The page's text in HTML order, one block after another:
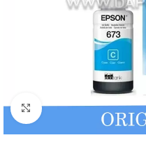
Haga Click para agrandar